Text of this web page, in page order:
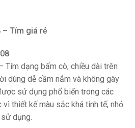
– Tím giá rẻ
Tím dạng bấm cò, chiều dài trên
dùng dễ cầm nắm và không gây
sử dụng phổ biến trong các
thiết kế màu sắc khá tinh tế, nhỏ
dụng.